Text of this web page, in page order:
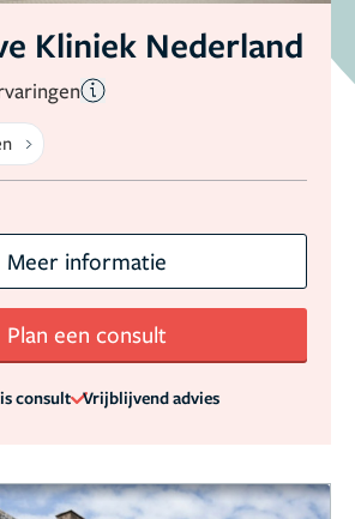
Kliniek Nederland
Meer informatie
Plan een consult
consult Vrijblijvend advies